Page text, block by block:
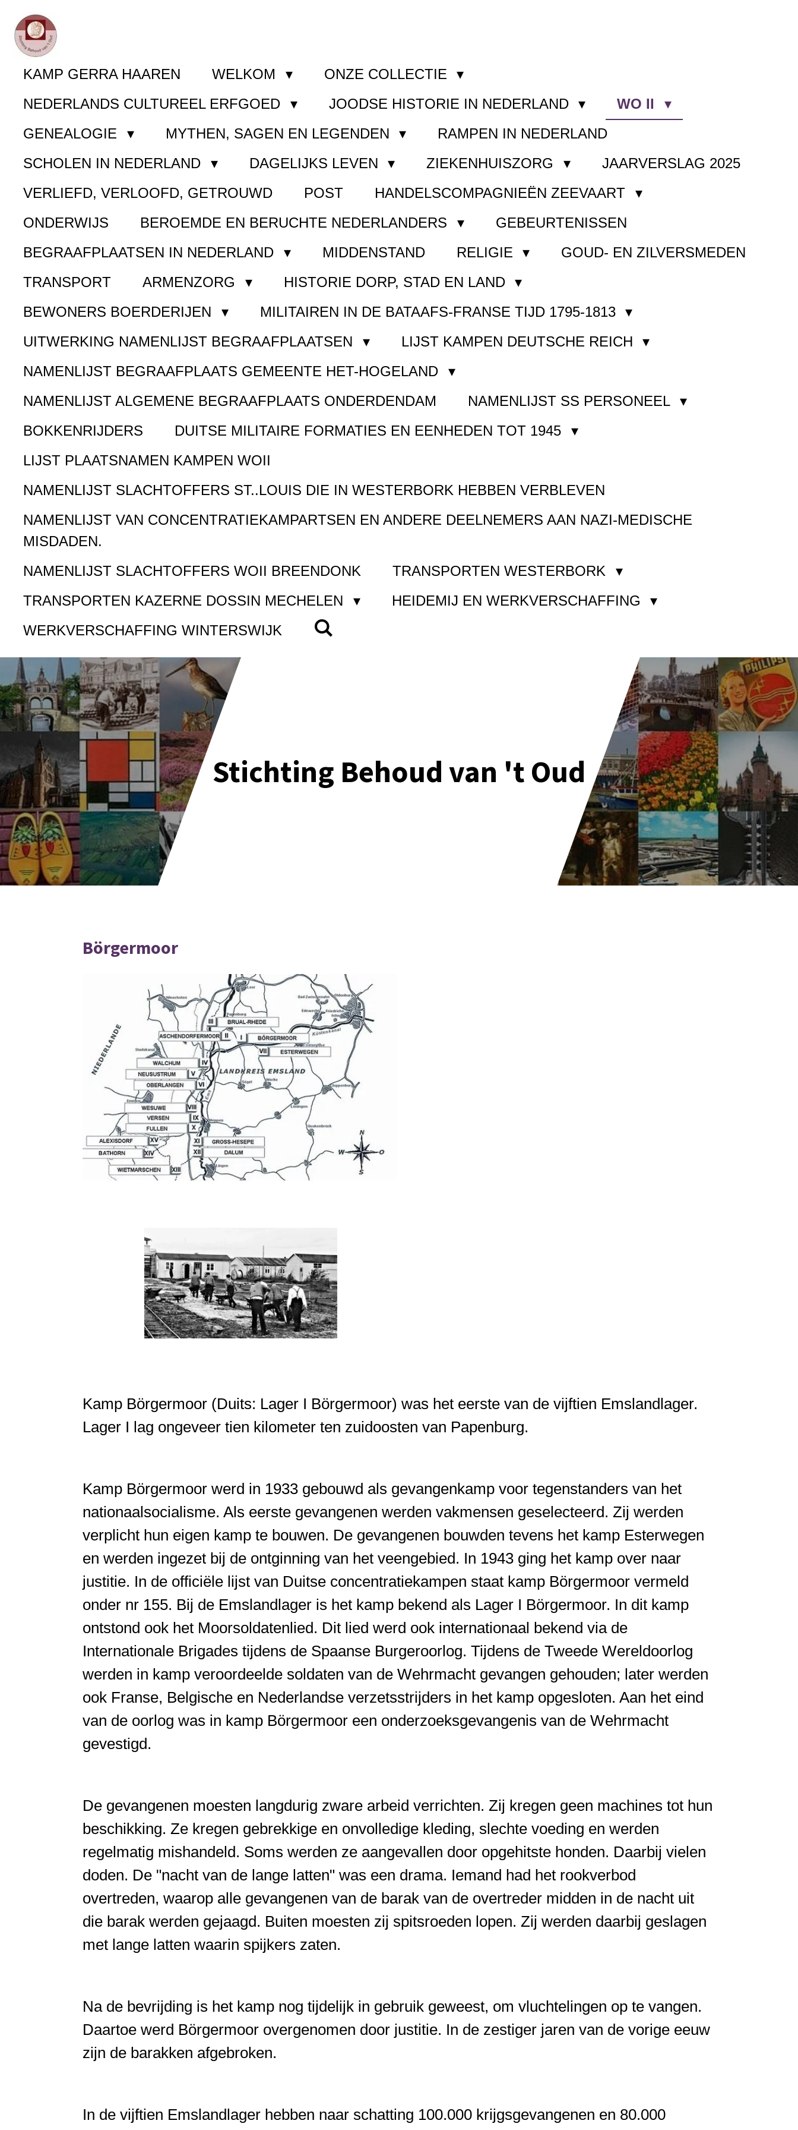
Ga
direct
naar
hoofdinhoud
KAMP GERRA HAAREN WELKOM
ONZE COLLECTIE
NEDERLANDS CULTUREEL ERFGOED
JOODSE HISTORIE IN NEDERLAND
WO II
GENEALOGIE
MYTHEN, SAGEN EN LEGENDEN
RAMPEN IN NEDERLAND
SCHOLEN IN NEDERLAND
DAGELIJKS LEVEN ZIEKENHUISZORG
JAARVERSLAG 2025
VERLIEFD, VERLOOFD, GETROUWD
POST
HANDELSCOMPAGNIEËN ZEEVAART
ONDERWIJS
BEROEMDE EN BERUCHTE NEDERLANDERS
GEBEURTENISSEN
BEGRAAFPLAATSEN IN NEDERLAND
MIDDENSTAND RELIGIE
GOUD- EN ZILVERSMEDEN
TRANSPORT
ARMENZORG
HISTORIE DORP, STAD EN LAND
BEWONERS BOERDERIJEN
MILITAIREN IN DE BATAAFS-FRANSE TIJD 1795-1813
UITWERKING NAMENLIJST BEGRAAFPLAATSEN
LIJST KAMPEN DEUTSCHE REICH
NAMENLIJST BEGRAAFPLAATS GEMEENTE HET-HOGELAND
NAMENLIJST ALGEMENE BEGRAAFPLAATS ONDERDENDAM
NAMENLIJST SS PERSONEEL
BOKKENRIJDERS
DUITSE MILITAIRE FORMATIES EN EENHEDEN TOT 1945
LIJST PLAATSNAMEN KAMPEN WOII
NAMENLIJST SLACHTOFFERS ST..LOUIS DIE IN WESTERBORK HEBBEN VERBLEVEN
NAMENLIJST VAN CONCENTRATIEKAMPARTSEN EN ANDERE DEELNEMERS AAN NAZI-MEDISCHE
MISDADEN.
NAMENLIJST SLACHTOFFERS WOII BREENDONK
TRANSPORTEN WESTERBORK
TRANSPORTEN KAZERNE DOSSIN MECHELEN
HEIDEMIJ EN WERKVERSCHAFFING
WERKVERSCHAFFING WINTERSWIJK
Stichting Behoud van 't Oud
Börgermoor
Kamp Börgermoor (Duits: Lager I Börgermoor) was het eerste van de vijftien Emslandlager.
Lager I lag ongeveer tien kilometer ten zuidoosten van Papenburg.
Kamp Börgermoor werd in 1933 gebouwd als gevangenkamp voor tegenstanders van het
nationaalsocialisme. Als eerste gevangenen werden vakmensen geselecteerd. Zij werden
verplicht hun eigen kamp te bouwen. De gevangenen bouwden tevens het kamp Esterwegen
en werden ingezet bij de ontginning van het veengebied. In 1943 ging het kamp over naar
justitie. In de officiële lijst van Duitse concentratiekampen staat kamp Börgermoor vermeld
onder nr 155. Bij de Emslandlager is het kamp bekend als Lager I Börgermoor. In dit kamp
ontstond ook het Moorsoldatenlied. Dit lied werd ook internationaal bekend via de
Internationale Brigades tijdens de Spaanse Burgeroorlog. Tijdens de Tweede Wereldoorlog
werden in kamp veroordeelde soldaten van de Wehrmacht gevangen gehouden; later werden
ook Franse, Belgische en Nederlandse verzetsstrijders in het kamp opgesloten. Aan het eind
van de oorlog was in kamp Börgermoor een onderzoeksgevangenis van de Wehrmacht
gevestigd.
De gevangenen moesten langdurig zware arbeid verrichten. Zij kregen geen machines tot hun
beschikking. Ze kregen gebrekkige en onvolledige kleding, slechte voeding en werden
regelmatig mishandeld. Soms werden ze aangevallen door opgehitste honden. Daarbij vielen
doden. De "nacht van de lange latten" was een drama. Iemand had het rookverbod
overtreden, waarop alle gevangenen van de barak van de overtreder midden in de nacht uit
die barak werden gejaagd. Buiten moesten zij spitsroeden lopen. Zij werden daarbij geslagen
met lange latten waarin spijkers zaten.
Na de bevrijding is het kamp nog tijdelijk in gebruik geweest, om vluchtelingen op te vangen.
Daartoe werd Börgermoor overgenomen door justitie. In de zestiger jaren van de vorige eeuw
zijn de barakken afgebroken.
In de vijftien Emslandlager hebben naar schatting 100.000 krijgsgevangenen en 80.000